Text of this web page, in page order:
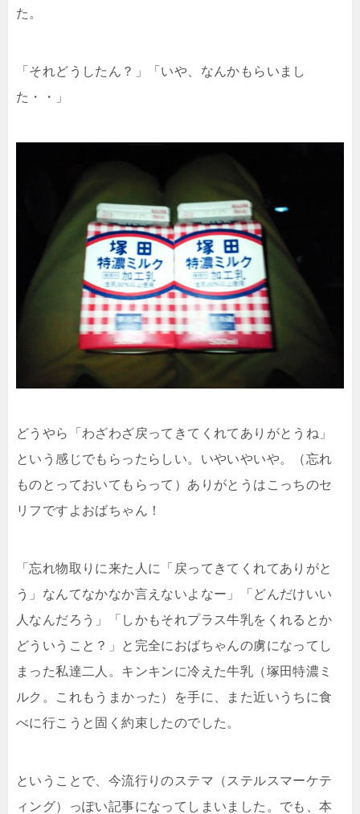
た。
「それどうしたん？」「いや、なんかもらいまし
た・・」
どうやら「わざわざ戻ってきてくれてありがとうね」
という感じでもらったらしい。いやいやいや。（忘れ
ものとっておいてもらって）ありがとうはこっちのセ
リフですよおばちゃん！
「忘れ物取りに来た人に「戻ってきてくれてありがと
う」なんてなかなか言えないよなー」「どんだけいい
人なんだろう」「しかもそれプラス牛乳をくれるとか
どういうこと？」と完全におばちゃんの虜になってし
まった私達二人。キンキンに冷えた牛乳（塚田特濃ミ
ルク。これもうまかった）を手に、また近いうちに食
べに行こうと固く約束したのでした。
ということで、今流行りのステマ（ステルスマーケテ
ィング）っぽい記事になってしまいました。でも、本